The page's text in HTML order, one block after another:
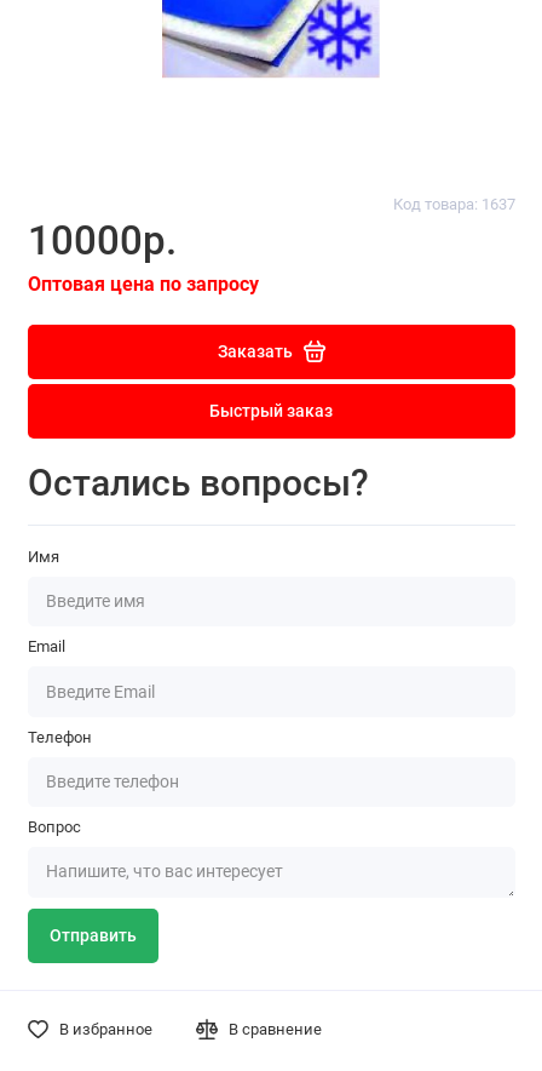
Код товара: 1637
10000р.
Оптовая цена по запросу
Заказать
Быстрый заказ
Остались вопросы?
Имя
Email
Телефон
Вопрос
Отправить
В избранное В сравнение